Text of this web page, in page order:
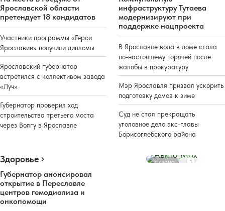
Ярославской области
претендует 18 кандидатов
Участники программы «Герои
Ярославии» получили дипломы
Ярославский губернатор
встретился с коллективом завода
«Луч»
Губернатор проверил ход
строительства третьего моста
через Волгу в Ярославле
инфраструктуру Тутаева
модернизируют при
поддержке нацпроекта
В Ярославле вода в доме стала
по-настоящему горячей после
жалобы в прокуратуру
Мэр Ярославля призвал ускорить
подготовку домов к зиме
Суд не стал прекращать
уголовное дело экс-главы
Борисоглебского района
Здоровье
Губернатор анонсировал
открытие в Переславле
центров гемодиализа и
онкопомощи
Реклама